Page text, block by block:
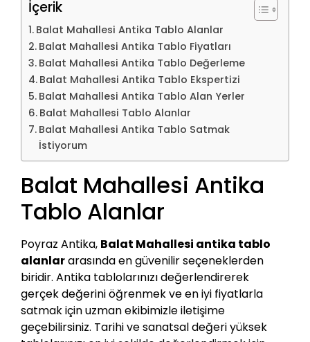
İçerik
Balat Mahallesi Antika Tablo Alanlar
Balat Mahallesi Antika Tablo Fiyatları
Balat Mahallesi Antika Tablo Değerleme
Balat Mahallesi Antika Tablo Ekspertizi
Balat Mahallesi Antika Tablo Alan Yerler
Balat Mahallesi Tablo Alanlar
Balat Mahallesi Antika Tablo Satmak
İstiyorum
Balat Mahallesi Antika
Tablo Alanlar
Poyraz Antika, Balat Mahallesi antika tablo
alanlararasında en güvenilir seçeneklerden
biridir. Antika tablolarınızı değerlendirerek
gerçek değerini öğrenmek ve en iyi fiyatlarla
satmak için uzman ekibimizle iletişime
geçebilirsiniz. Tarihi ve sanatsal değeri yüksek